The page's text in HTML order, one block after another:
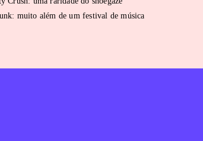
muito além de um festival de música